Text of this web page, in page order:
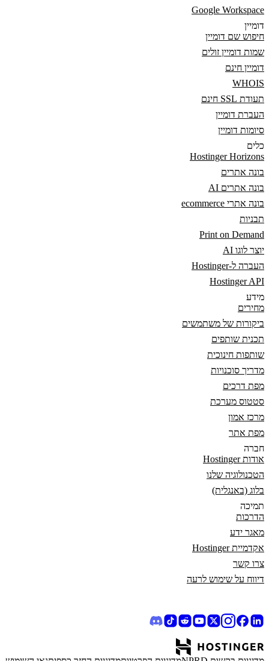
Google Workspace
דומיין
חיפוש שם דומיין
שמות דומיין זולים
דומיין חינם
WHOIS
תעודת SSL חינם
העברת דומיין
סיומות דומיין
כלים
Hostinger Horizons
בונה אתרים
בונה אתרים AI
בונה אתרי ecommerce
תבניות
Print on Demand
יוצר לוגו AI
העברה ל-Hostinger
Hostinger API
מידע
מחירים
ביקורות של משתמשים
תכנית שותפים
שותפות חינוכית
מדריך סוכנויות
מפת דרכים
סטטוס מערכת
מרכז אמון
מפת אתר
חברה
אודות Hostinger
הטכנולוגיה שלנו
בלוג (באנגלית)
תמיכה
הדרכות
מאגר ידע
אקדמיית Hostinger
צרו קשר
דיווח על שימוש לרעה